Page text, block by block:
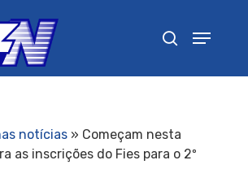
notícias» Começam nesta
as inscrições do Fies para o 2º